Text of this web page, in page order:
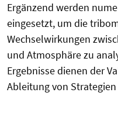
Ergänzend werden
eingesetzt, um die
Wechselwirkungen
und Atmosphäre zu
Ergebnisse dienen der
Ableitung von